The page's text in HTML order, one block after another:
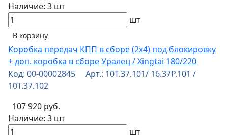
Наличие: 3 шт
шт
В корзину
Коробка передач КПП в сборе (2х4) под блокировку
+ доп. коробка в сборе Уралец / Xingtai 180/220
Код: 00-00002845 Арт.: 10Т.37.101/ 16.37P.101 /
10Т.37.102
107 920 руб.
Наличие: 3 шт
шт